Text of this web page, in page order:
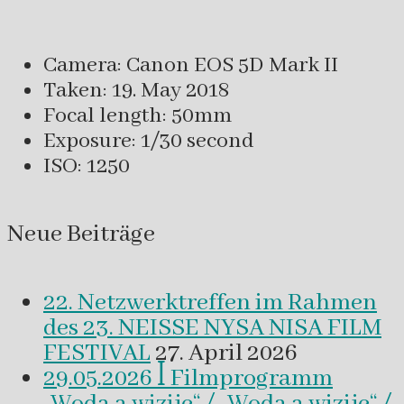
Camera: Canon EOS 5D Mark II
Taken: 19. May 2018
Focal length: 50mm
Exposure: 1/30 second
ISO: 1250
Neue Beiträge
22. Netzwerktreffen im Rahmen
des 23. NEISSE NYSA NISA FILM
FESTIVAL 27. April 2026
29.05.2026 ꟾ Filmprogramm